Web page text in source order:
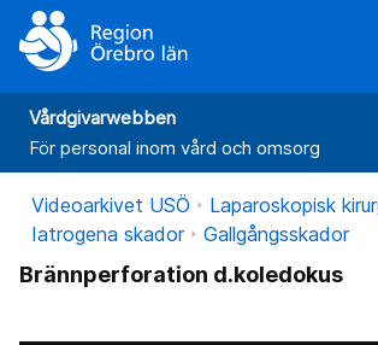
Vårdgivarwebben
För personal inom vård och omsorg
Videoarkivet USÖ
Laparoskopisk
Iatrogena skador
Gallgångsskador
Brännperforation d.koledokus